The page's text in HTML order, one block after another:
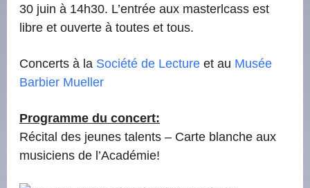
30 juin à 14h30. L’entrée aux masterlcass est
libre et ouverte à toutes et tous.
Concerts à la Société de Lecture et au Musée
Barbier Mueller
Programme du concert:
Récital des jeunes talents – Carte blanche aux
musiciens de l’Académie!